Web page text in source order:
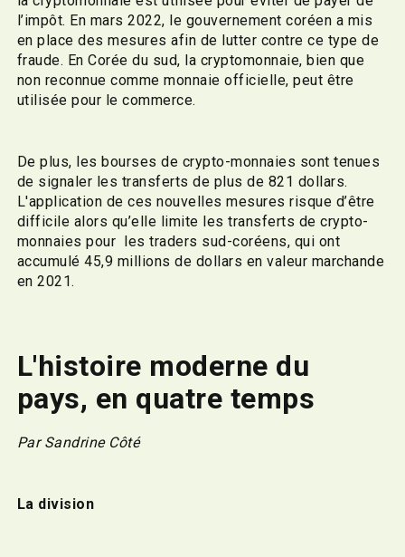
l’impôt. En mars 2022, le gouvernement coréen a mis
en place des mesures afin de lutter contre ce type de
fraude. En Corée du sud, la cryptomonnaie, bien que
non reconnue comme monnaie officielle, peut être
utilisée pour le commerce.
De plus, les bourses de crypto-monnaies sont tenues
de signaler les transferts de plus de 821 dollars.
L'application de ces nouvelles mesures risque d’être
difficile alors qu’elle limite les transferts de crypto-
monnaies pour les traders sud-coréens, qui ont
accumulé 45,9 millions de dollars en valeur marchande
en 2021.
L'histoire moderne du
pays, en quatre temps
Par Sandrine Côté
La division